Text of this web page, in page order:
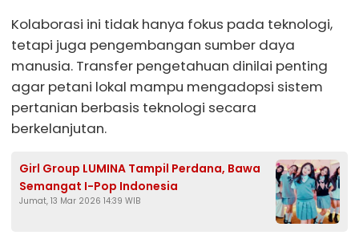
Kolaborasi ini tidak hanya fokus pada teknologi,
tetapi juga pengembangan sumber daya
manusia. Transfer pengetahuan dinilai penting
agar petani lokal mampu mengadopsi sistem
pertanian berbasis teknologi secara
berkelanjutan.
Girl Group LUMINA Tampil Perdana, Bawa
Semangat I-Pop Indonesia
Jumat, 13 Mar 2026 14:39 WIB